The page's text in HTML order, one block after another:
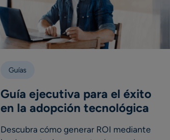
Guías
Guía ejecutiva para el éxito
en la adopción tecnológica
Descubra cómo generar ROI mediante